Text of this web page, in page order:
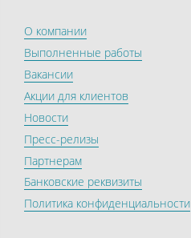
О компании
Выполненные работы
Вакансии
Акции для клиентов
Новости
Пресс-релизы
Партнерам
Банковские реквизиты
Политика конфиденциальности